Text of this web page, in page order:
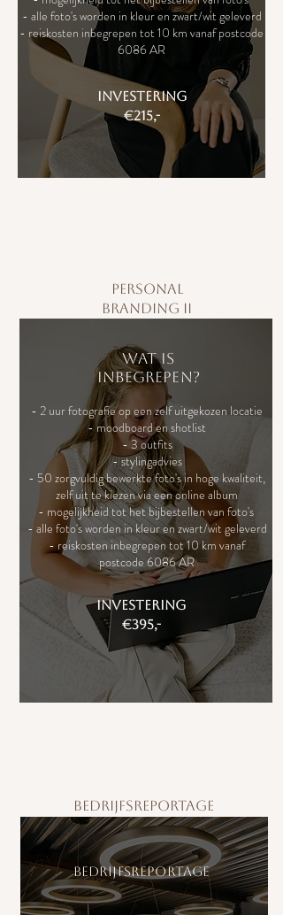
investering
€215,-
- alle foto's worden in kleur en zwart/wit geleverd
- reiskosten inbegrepen tot 10 km vanaf postcode
6086 AR
personal
branding II
Wat is
inbegrepen?
investering
€395,-
- 2 uur fotografie op een zelf uitgekozen locatie
- moodboard en shotlist
- 3 outfits
- stylingadvies
- 50 zorgvuldig bewerkte foto's in hoge kwaliteit,
zelf uit te kiezen via een online album
- mogelijkheid tot het bijbestellen van foto's ​
- alle foto's worden in kleur en zwart/wit geleverd
- reiskosten inbegrepen tot 10 km vanaf
postcode 6086 AR
bedrijfsreportage
bedrijfsreportage